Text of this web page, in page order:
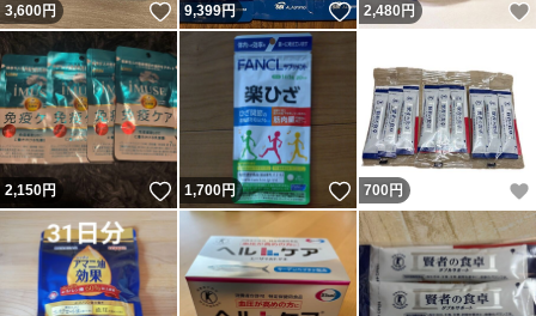
3,600円 いいね！
9,399円 いいね！
2,480 円
2,150円 いいね！
1,700円 いいね！
700 円